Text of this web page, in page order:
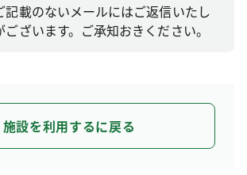
記載のないメールにはご返信いたし
ざいます。ご承知おきください。
施設を利用するに戻る